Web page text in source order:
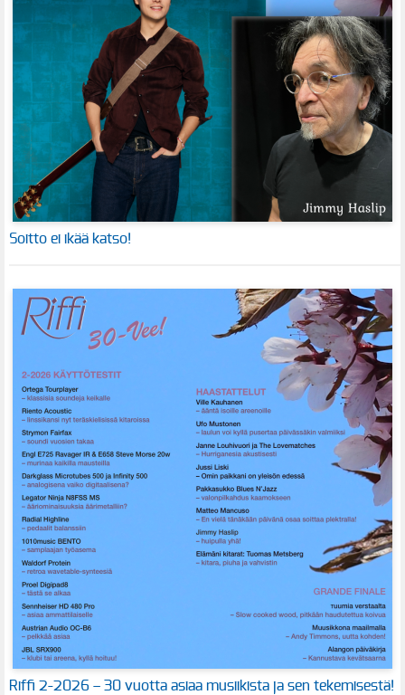
Soitto ei ikää katso!
Riffi 2-2026 – 30 vuotta asiaa musiikista ja sen tekemisestä!